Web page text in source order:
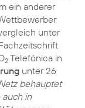
ein anderer
unter
2 Telefónica in
unter 26
Netz behauptet
in